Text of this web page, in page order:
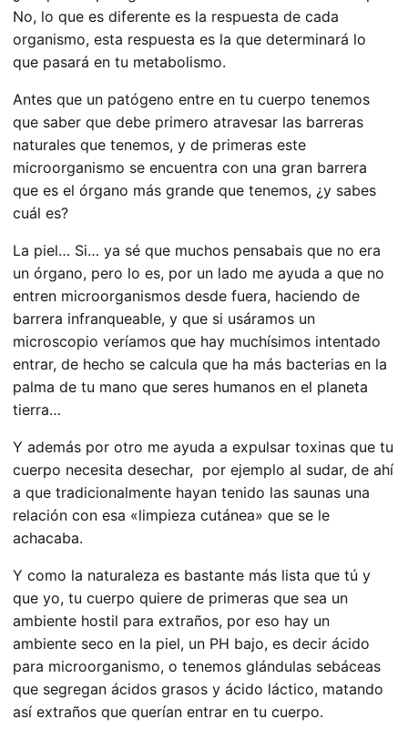
No, lo que es diferente es la respuesta de cada
organismo, esta respuesta es la que determinará lo
que pasará en tu metabolismo.
Antes que un patógeno entre en tu cuerpo tenemos
que saber que debe primero atravesar las barreras
naturales que tenemos, y de primeras este
microorganismo se encuentra con una gran barrera
que es el órgano más grande que tenemos, ¿y sabes
cuál es?
La piel… Si… ya sé que muchos pensabais que no era
un órgano, pero lo es, por un lado me ayuda a que no
entren microorganismos desde fuera, haciendo de
barrera infranqueable, y que si usáramos un
microscopio veríamos que hay muchísimos intentado
entrar, de hecho se calcula que ha más bacterias en la
palma de tu mano que seres humanos en el planeta
tierra…
Y además por otro me ayuda a expulsar toxinas que tu
cuerpo necesita desechar, por ejemplo al sudar, de ahí
a que tradicionalmente hayan tenido las saunas una
relación con esa «limpieza cutánea» que se le
achacaba.
Y como la naturaleza es bastante más lista que tú y
que yo, tu cuerpo quiere de primeras que sea un
ambiente hostil para extraños, por eso hay un
ambiente seco en la piel, un PH bajo, es decir ácido
para microorganismo, o tenemos glándulas sebáceas
que segregan ácidos grasos y ácido láctico, matando
así extraños que querían entrar en tu cuerpo.